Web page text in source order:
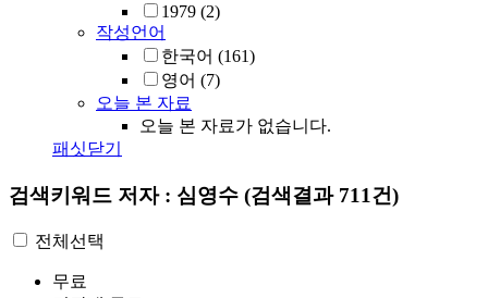
1979 (2)
작성언어
한국어 (161)
영어 (7)
오늘 본 자료
오늘 본 자료가 없습니다.
패싯닫기
검색키워드 저자 : 심영수 (검색결과 711건)
전체선택
무료